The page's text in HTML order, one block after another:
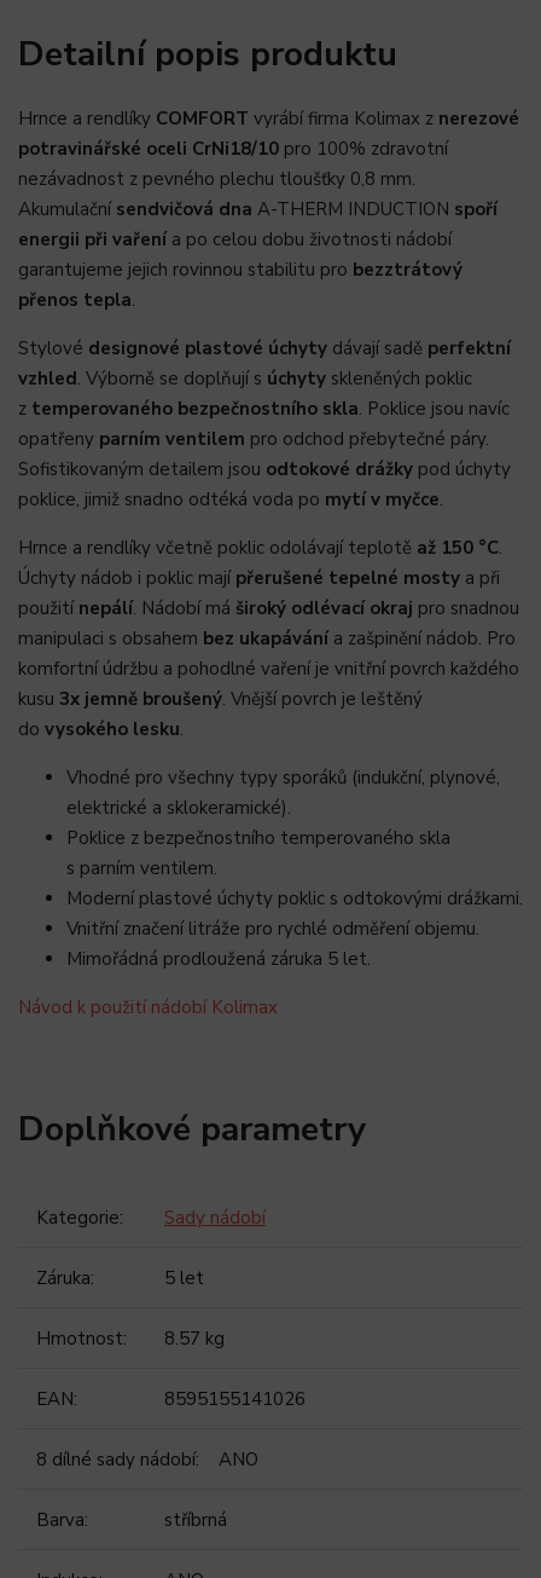
Detailní popis produktu
Hrnce a rendlíky COMFORT vyrábí firma Kolimax z nerezové
potravinářské oceli CrNi18/10 pro 100% zdravotní
nezávadnost z pevného plechu tloušťky 0,8 mm.
Akumulační sendvičová dna A-THERM INDUCTION spoří
energii při vařenía po celou dobu životnosti nádobí
garantujeme jejich rovinnou stabilitu pro bezztrátový
přenos tepla.
Stylové designové plastové úchyty dávají sadě perfektní
vzhled. Výborně se doplňují s úchyty skleněných poklic
z temperovaného bezpečnostního skla. Poklice jsou navíc
opatřeny parním ventilem pro odchod přebytečné páry.
Sofistikovaným detailem jsou odtokové drážky pod úchyty
poklice, jimiž snadno odtéká voda po mytí v myčce.
Hrnce a rendlíky včetně poklic odolávají teplotě až 150 °C.
Úchyty nádob i poklic mají přerušené tepelné mosty a při
použití nepálí. Nádobí má široký odlévací okraj pro snadnou
manipulaci s obsahem bez ukapávánía zašpinění nádob. Pro
komfortní údržbu a pohodlné vaření je vnitřní povrch každého
kusu 3x jemně broušený. Vnější povrch je leštěný
do vysokého lesku.
Vhodné pro všechny typy sporáků (indukční, plynové,
elektrické a sklokeramické).
Poklice z bezpečnostního temperovaného skla
s parním ventilem.
Moderní plastové úchyty poklic s odtokovými drážkami.
Vnitřní značení litráže pro rychlé odměření objemu.
Mimořádná prodloužená záruka 5 let.
Návod k použití nádobí Kolimax
Doplňkové parametry
Kategorie: Sady nádobí
Záruka: 5 let
Hmotnost: 8.57 kg
EAN: 8595155141026
8 dílné sady nádobí: ANO
Barva: stříbrná